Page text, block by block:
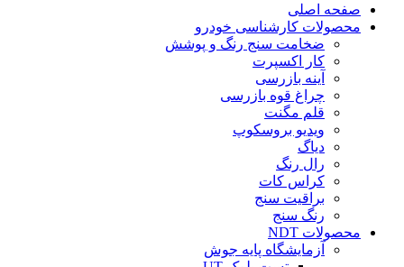
صفحه اصلی
محصولات کارشناسی خودرو
ضخامت سنج رنگ و پوشش
کار اکسپرت
آینه بازرسی
چراغ قوه بازرسی
قلم مگنت
ویدیو بروسکوپ
دیاگ
رال رنگ
کراس کات
براقیت سنج
رنگ سنج
محصولات NDT
آزمایشگاه پایه جوش